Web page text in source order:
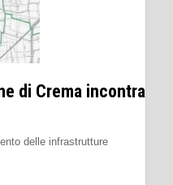
di Crema incontra
delle infrastrutture